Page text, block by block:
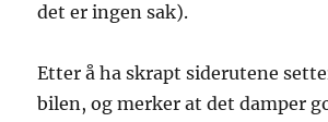
det er ingen sak).
Etter å ha skrapt siderutene
bilen, og merker at det damper